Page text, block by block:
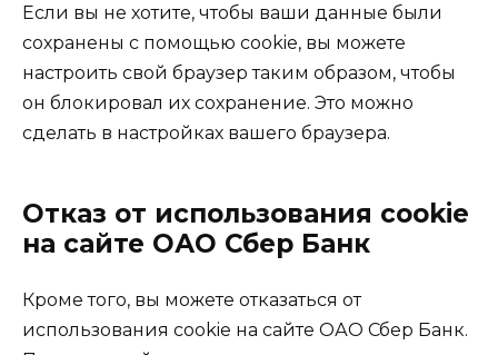
Если вы не хотите, чтобы ваши данные были
сохранены с помощью cookie, вы можете
настроить свой браузер таким образом, чтобы
он блокировал их сохранение. Это можно
сделать в настройках вашего браузера.
Отказ от использования cookie
на сайте ОАО Сбер Банк
Кроме того, вы можете отказаться от
использования cookie на сайте ОАО Сбер Банк.